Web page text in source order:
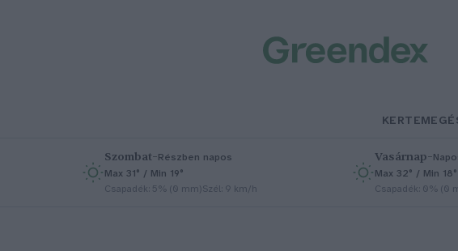
KERTEM
Szombat–Részben napos
Max 31° / Min 19°
Csapadék: 5% (0 mm)Szél: 9 km/h
Vasárnap–
Max 32° / Min 18°
Csapadék: 0% (0